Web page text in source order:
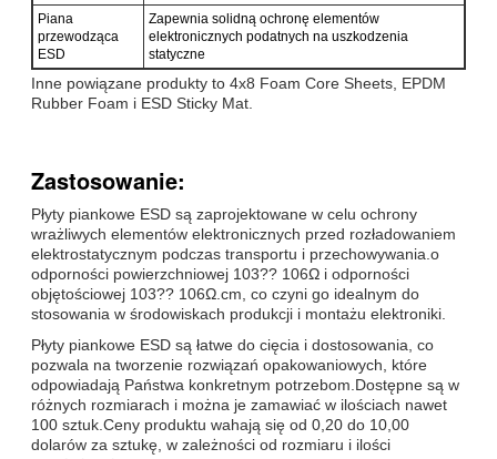
Piana
przewodząca
ESD
Zapewnia solidną ochronę elementów
elektronicznych podatnych na uszkodzenia
statyczne
Inne powiązane produkty to 4x8 Foam Core Sheets, EPDM
Rubber Foam i ESD Sticky Mat.
Zastosowanie:
Płyty piankowe ESD są zaprojektowane w celu ochrony
wrażliwych elementów elektronicznych przed rozładowaniem
elektrostatycznym podczas transportu i przechowywania.o
odporności powierzchniowej 103?? 106Ω i odporności
objętościowej 103?? 106Ω.cm, co czyni go idealnym do
stosowania w środowiskach produkcji i montażu elektroniki.
Płyty piankowe ESD są łatwe do cięcia i dostosowania, co
pozwala na tworzenie rozwiązań opakowaniowych, które
odpowiadają Państwa konkretnym potrzebom.Dostępne są w
różnych rozmiarach i można je zamawiać w ilościach nawet
100 sztuk.Ceny produktu wahają się od 0,20 do 10,00
dolarów za sztukę, w zależności od rozmiaru i ilości